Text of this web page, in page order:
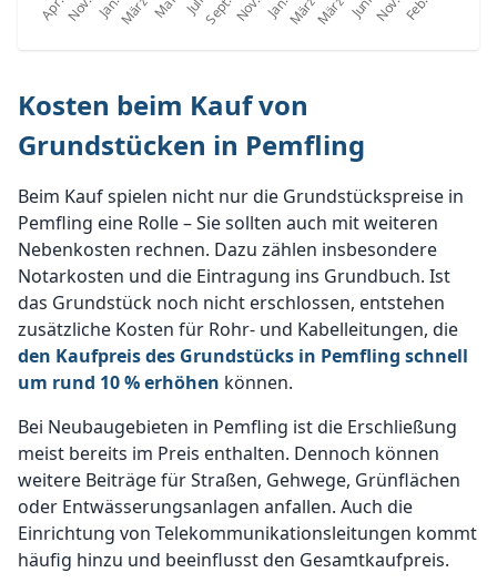
Kosten beim Kauf von
Grundstücken in Pemfling
Beim Kauf spielen nicht nur die Grundstückspreise in
Pemfling eine Rolle – Sie sollten auch mit weiteren
Nebenkosten rechnen. Dazu zählen insbesondere
Notarkosten und die Eintragung ins Grundbuch. Ist
das Grundstück noch nicht erschlossen, entstehen
zusätzliche Kosten für Rohr- und Kabelleitungen, die
den Kaufpreis des Grundstücks in Pemfling schnell
um rund 10 % erhöhen können.
Bei Neubaugebieten in Pemfling ist die Erschließung
meist bereits im Preis enthalten. Dennoch können
weitere Beiträge für Straßen, Gehwege, Grünflächen
oder Entwässerungsanlagen anfallen. Auch die
Einrichtung von Telekommunikationsleitungen kommt
häufig hinzu und beeinflusst den Gesamtkaufpreis.